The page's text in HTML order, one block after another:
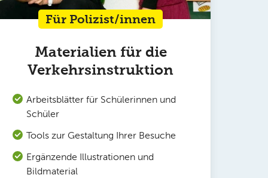
Für Polizist/innen
Materialien für die
Verkehrsinstruktion
Arbeitsblätter für Schülerinnen und
Schüler
Tools zur Gestaltung Ihrer Besuche
Ergänzende Illustrationen und
Bildmaterial